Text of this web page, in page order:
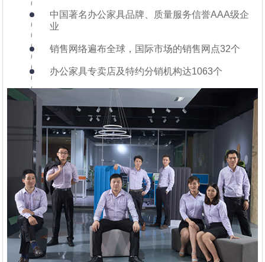
中国著名办公家具品牌、质量服务信誉AAA级企
业
销售网络遍布全球，国际市场的销售网点32个
办公家具专卖店及特约分销机构达1063个